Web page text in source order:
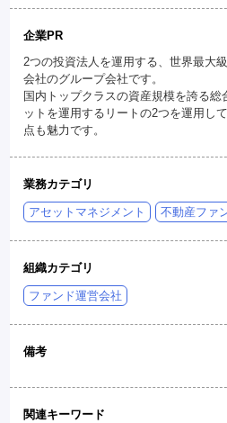
企業PR
2つの投資法人を運用する、世界最大
会社のグループ会社です。
国内トップクラスの資産規模を誇る
ットを運用するリートの2つを運用し
点も魅力です。
業務カテゴリ
アセットマネジメント 不動産ファ
組織カテゴリ
ファンド運営会社
備考
関連キーワード